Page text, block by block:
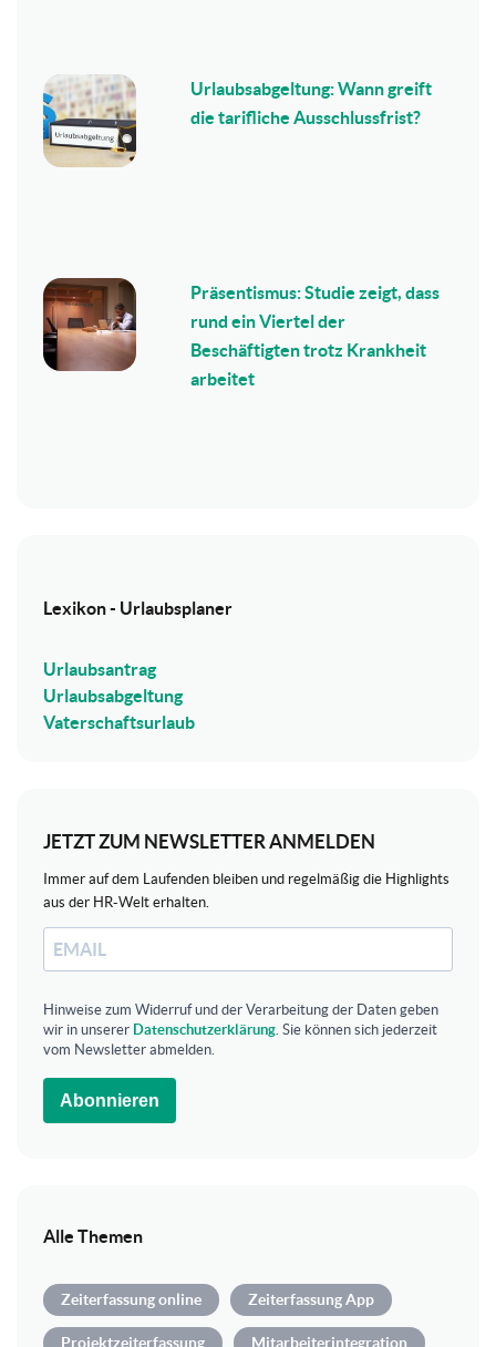
Urlaubsabgeltung: Wann greift
die tarifliche Ausschlussfrist?
Präsentismus: Studie zeigt, dass
rund ein Viertel der
Beschäftigten trotz Krankheit
arbeitet
Lexikon - Urlaubsplaner
Urlaubsantrag
Urlaubsabgeltung
Vaterschaftsurlaub
JETZT ZUM NEWSLETTER ANMELDEN
Immer auf dem Laufenden bleiben und regelmäßig die Highlights
aus der HR-Welt erhalten.
Hinweise zum Widerruf und der Verarbeitung der Daten geben
wir in unserer Datenschutzerklärung . Sie können sich jederzeit
vom Newsletter abmelden.
Abonnieren
Alle Themen
Zeiterfassung online Zeiterfassung App
Projektzeiterfassung Mitarbeiterintegration